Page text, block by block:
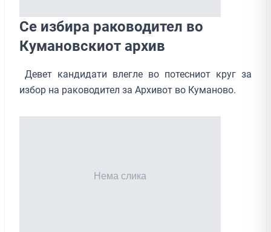
Се избира раководител во
Кумановскиот архив
Девет кандидати влегле во потесниот круг за
избор на раководител за Архивот во Куманово.